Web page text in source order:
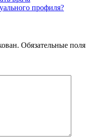
профиля?
Обязательные поля